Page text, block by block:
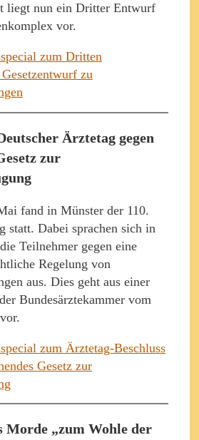
liegt nun ein Dritter Entwurf
vor.
zum Dritten
zu
Ärztetag gegen
zur
fand in Münster der 110.
statt. Dabei sprachen sich in
Teilnehmer gegen eine
Regelung von
aus. Dies geht aus einer
Bundesärztekammer vom
zum Ärztetag-Beschluss
Gesetz zur
Morde „zum Wohle der